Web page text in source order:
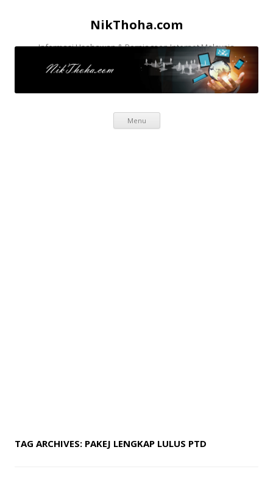
NikThoha.com
Informasi Usahawan & Perniagaan Internet Malaysia
Menu
Skip to content
TAG ARCHIVES: PAKEJ LENGKAP LULUS PTD